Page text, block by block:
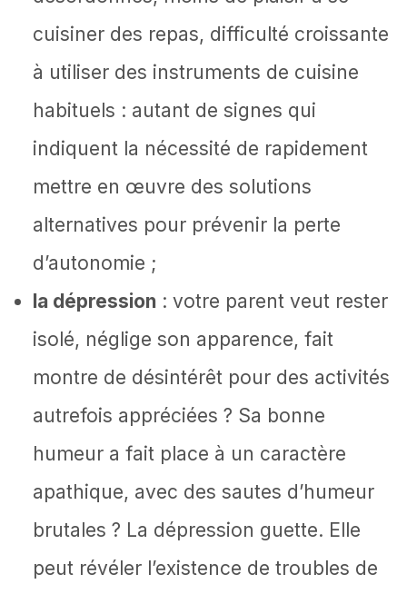
cuisiner des repas, difficulté croissante
à utiliser des instruments de cuisine
habituels : autant de signes qui
indiquent la nécessité de rapidement
mettre en œuvre des solutions
alternatives pour prévenir la perte
d’autonomie ;
la dépression : votre parent veut rester
isolé, néglige son apparence, fait
montre de désintérêt pour des activités
autrefois appréciées ? Sa bonne
humeur a fait place à un caractère
apathique, avec des sautes d’humeur
brutales ? La dépression guette. Elle
peut révéler l’existence de troubles de